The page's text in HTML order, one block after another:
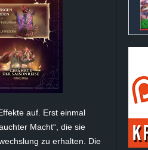
auf. Erst einmal
Macht“, die sie
zu erhalten. Die